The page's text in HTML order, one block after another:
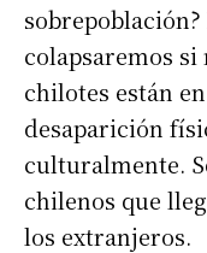
colapsaremos si
chilotes están
desaparición
culturalmente.
chilenos que
los extranjeros.